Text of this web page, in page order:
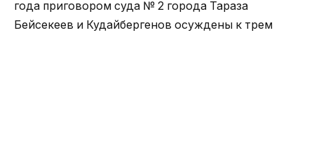
года приговором суда № 2 города Тараза
Бейсекеев и Кудайбергенов осуждены к трем